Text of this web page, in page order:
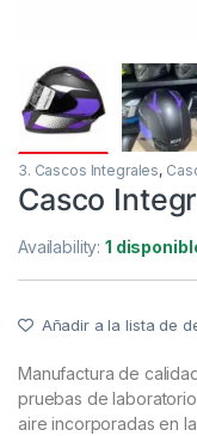
3. Cascos Integrales,
Casco
Availability:1
Añadir a la lista de
Manufactura de
pruebas de
aire incorporadas en